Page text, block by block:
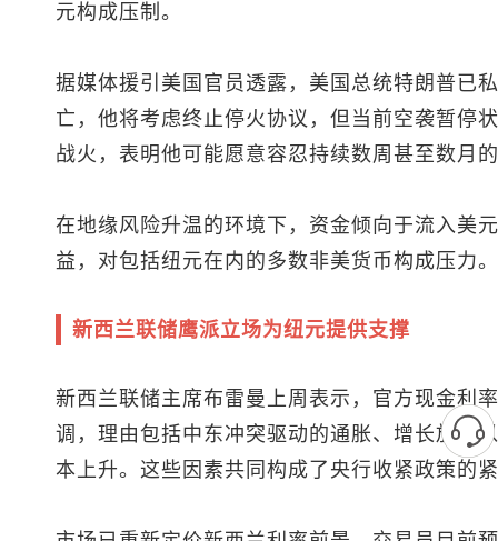
元构成压制。
据媒体援引美国官员透露，美国总统特朗普已
亡，他将考虑终止停火协议，但当前空袭暂停
战火，表明他可能愿意容忍持续数周甚至数月
在地缘风险升温的环境下，资金倾向于流入美
益，对包括纽元在内的多数非美货币构成压力。
新西兰联储鹰派立场为纽元提供支撑
新西兰联储主席布雷曼上周表示，官方现金利
调，理由包括中东冲突驱动的通胀、增长放缓
本上升。这些因素共同构成了央行收紧政策的